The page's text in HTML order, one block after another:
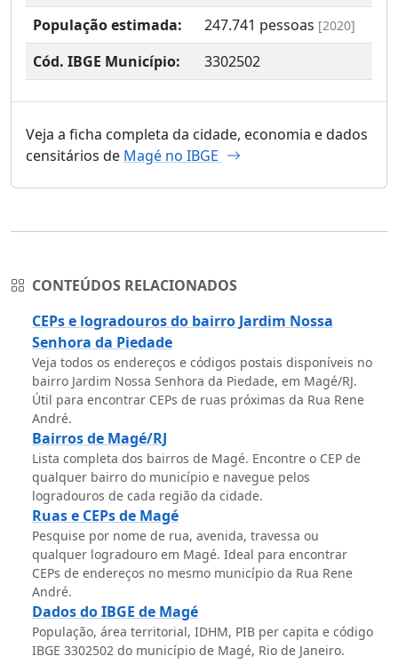
População estimada:
247.741 pessoas [2020]
Cód. IBGE Município: 3302502
Veja a ficha completa da cidade, economia e dados
censitários de Magé no IBGE
CONTEÚDOS RELACIONADOS
CEPs e logradouros do bairro Jardim Nossa
Senhora da Piedade
Veja todos os endereços e códigos postais disponíveis no
bairro Jardim Nossa Senhora da Piedade, em Magé/RJ.
Útil para encontrar CEPs de ruas próximas da Rua Rene
André.
Bairros de Magé/RJ
Lista completa dos bairros de Magé. Encontre o CEP de
qualquer bairro do município e navegue pelos
logradouros de cada região da cidade.
Ruas e CEPs de Magé
Pesquise por nome de rua, avenida, travessa ou
qualquer logradouro em Magé. Ideal para encontrar
CEPs de endereços no mesmo município da Rua Rene
André.
Dados do IBGE de Magé
População, área territorial, IDHM, PIB per capita e código
IBGE 3302502 do município de Magé, Rio de Janeiro.